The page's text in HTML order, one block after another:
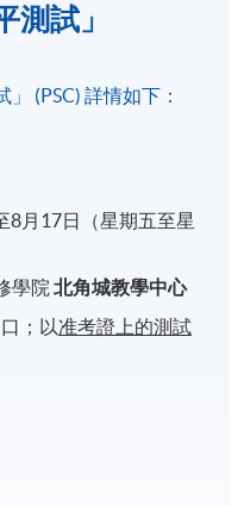
測試」
(PSC) 詳情如下：
8月17日（星期五至星
學院北角城教學中心
；以准考證上的測試